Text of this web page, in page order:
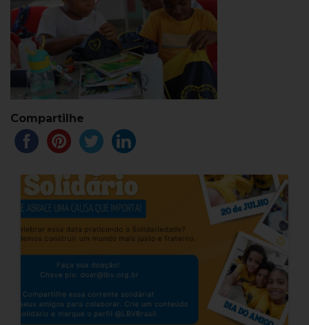
Compartilhe